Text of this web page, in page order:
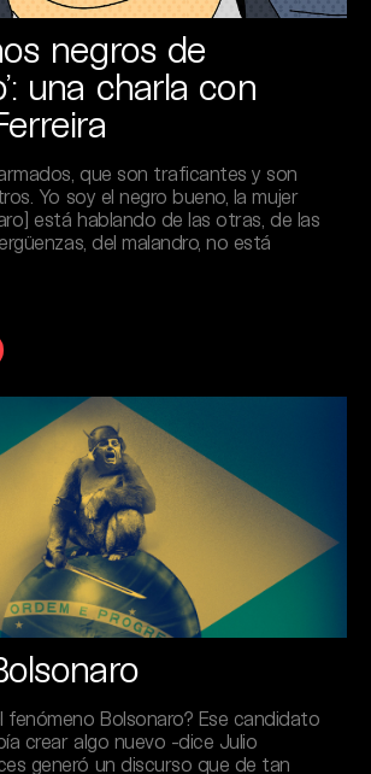
negros de
una charla con
que son traficantes y son
Yo soy el negro bueno, la mujer
está hablando de las otras, de las
del malandro, no está
fenómeno Bolsonaro? Ese candidato
crear algo nuevo -dice Julio
generó un discurso que de tan